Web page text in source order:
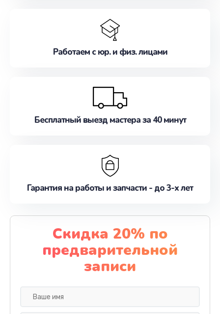
Работаем с юр. и физ. лицами
Бесплатный выезд мастера за 40 минут
Гарантия на работы и запчасти - до 3-х лет
Скидка 20% по
предварительной
записи